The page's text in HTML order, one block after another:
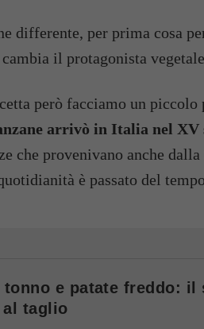
differente, per prima cosa
il protagonista
però facciamo un piccolo
arrivò in Italia nel XV
che provenivano anche
è passato del
e patate freddo:
al taglio